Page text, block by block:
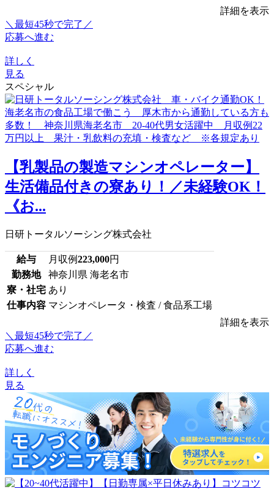
詳細を表示
＼最短45秒で完了／
応募へ進む
詳しく
見る
スペシャル
【乳製品の製造マシンオペレーター】
生活備品付きの寮あり！／未経験OK！
《お...
日研トータルソーシング株式会社
給与 月収例223,000円
勤務地
神奈川県 海老名市
寮・社宅 あり
仕事内容 マシンオペレータ・検査 / 食品系工場
詳細を表示
＼最短45秒で完了／
応募へ進む
詳しく
見る